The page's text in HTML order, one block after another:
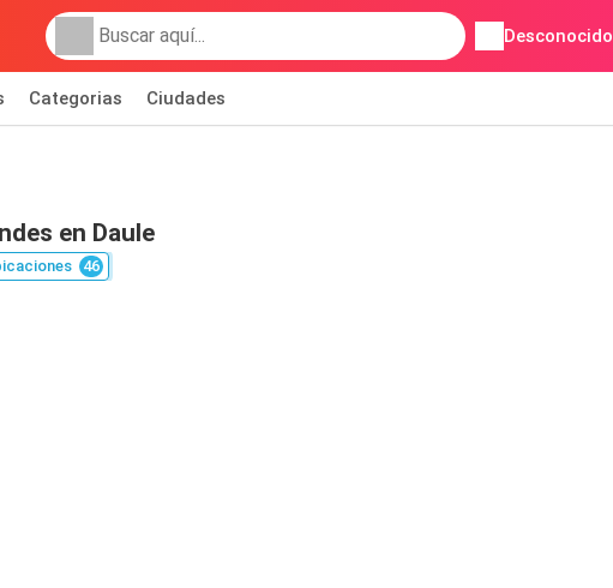
Desconocido
Categorias Ciudades
en Daule
46